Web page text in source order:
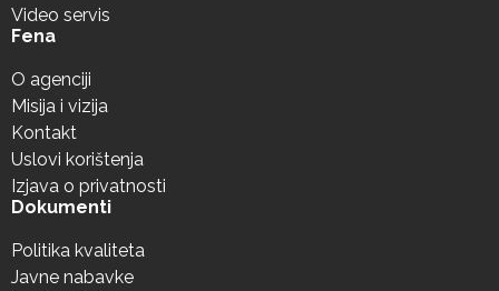
Video servis
Fena
O agenciji
Misija i vizija
Kontakt
Uslovi korištenja
Izjava o privatnosti
Dokumenti
Politika kvaliteta
Javne nabavke